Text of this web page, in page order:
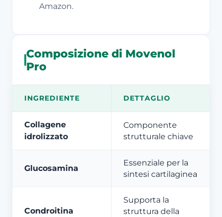
Amazon.
Composizione di Movenol
Pro
INGREDIENTE DETTAGLIO
Collagene
idrolizzato
Componente
strutturale chiave
Glucosamina
Essenziale per la
sintesi cartilaginea
Condroitina
Supporta la
struttura della